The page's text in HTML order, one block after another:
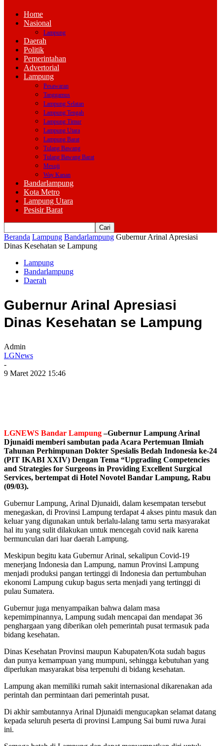
Home
Nasional
Lampung
Daerah
Politik
Pemerintahan
Advertorial
Lampung
Pesawaran
Tanggamus
Lampung Selatan
Lampung Tengah
Lampung Timur
Lampung Utara
Lampung Barat
Tulang Bawang
Tulang Bawang Barat
Mesuji
Way Kanan
Bandarlampung
Kota Metro
Lampung Utara
Pesisir Barat
Beranda Lampung Bandarlampung Gubernur Arinal Apresiasi
Dinas Kesehatan se Lampung
Lampung
Bandarlampung
Daerah
Gubernur Arinal Apresiasi
Dinas Kesehatan se Lampung
Admin
LGNews
-
9 Maret 2022 15:46
LGNEWS Bandar Lampung–Gubernur Lampung Arinal
Djunaidi memberi sambutan pada Acara Pertemuan Ilmiah
Tahunan Perhimpunan Dokter Spesialis Bedah Indonesia ke-24
(PIT IKABI XXIV) Dengan Tema “Upgrading Competencies
and Strategies for Surgeons in Providing Excellent Surgical
Services, bertempat di Hotel Novotel Bandar Lampung, Rabu
(09/03).
Gubernur Lampung, Arinal Djunaidi, dalam kesempatan tersebut
menegaskan, di Provinsi Lampung terdapat 4 akses pintu masuk dan
keluar yang digunakan untuk berlalu-lalang tamu serta masyarakat
hal itu yang sulit dilakukan untuk mencegah covid naik karena
bermunculan dari luar daerah Lampung.
Meskipun begitu kata Gubernur Arinal, sekalipun Covid-19
menerjang Indonesia dan Lampung, namun Provinsi Lampung
menjadi produksi pangan tertinggi di Indonesia dan pertumbuhan
ekonomi Lampung cukup bagus serta menjadi yang tertinggi di
pulau Sumatera.
Gubernur juga menyampaikan bahwa dalam masa
kepemimpinannya, Lampung sudah mencapai dan mendapat 36
penghargaan yang diberikan oleh pemerintah pusat termasuk pada
bidang kesehatan.
Dinas Kesehatan Provinsi maupun Kabupaten/Kota sudah bagus
dan punya kemampuan yang mumpuni, sehingga kebutuhan yang
diperlukan masyarakat bisa terpenuhi di bidang kesehatan.
Lampung akan memiliki rumah sakit internasional dikarenakan ada
perintah dan permintaan dari pemerintah pusat.
Di akhir sambutannya Arinal Djunaidi mengucapkan selamat datang
kepada seluruh peserta di provinsi Lampung Sai bumi ruwa Jurai
ini.